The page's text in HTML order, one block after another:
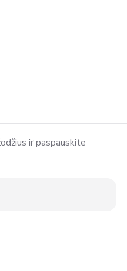
ir paspauskite